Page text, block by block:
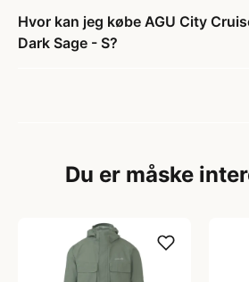
Hvor kan jeg købe AGU City
Dark Sage - S?
Du er måske